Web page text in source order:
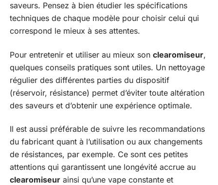
saveurs. Pensez à bien étudier les spécifications
techniques de chaque modèle pour choisir celui qui
correspond le mieux à ses attentes.
Pour entretenir et utiliser au mieux son clearomiseur,
quelques conseils pratiques sont utiles. Un nettoyage
régulier des différentes parties du dispositif
(réservoir, résistance) permet d’éviter toute altération
des saveurs et d’obtenir une expérience optimale.
Il est aussi préférable de suivre les recommandations
du fabricant quant à l’utilisation ou aux changements
de résistances, par exemple. Ce sont ces petites
attentions qui garantissent une longévité accrue au
clearomiseur ainsi qu’une vape constante et